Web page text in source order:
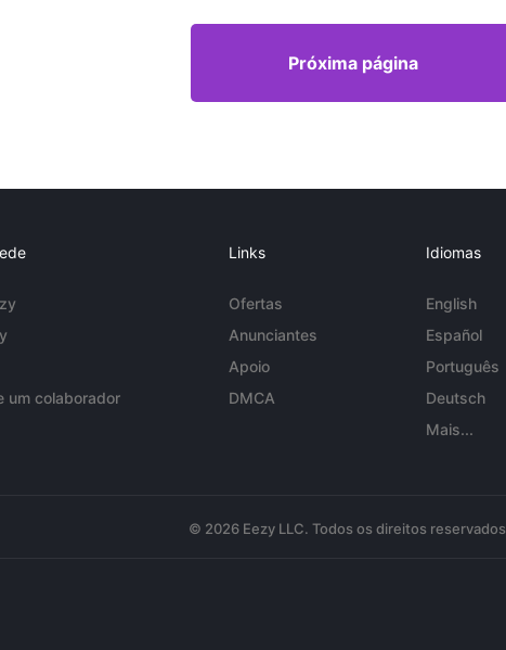
Próxima página
um colaborador
Links
Ofertas
Anunciantes
Apoio
DMCA
Idiomas
English
Español
Português
Deutsch
Mais...
© 2026 Eezy LLC. Todos os direitos reservados